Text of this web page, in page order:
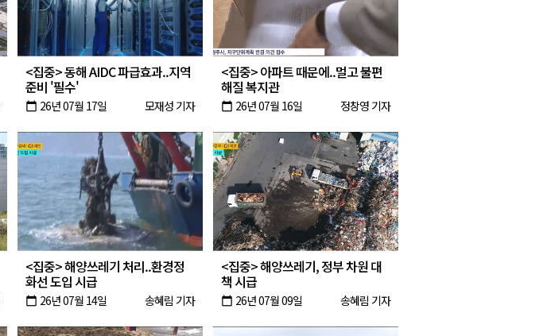
2026년 08월 08일(토)
2026년 08월 07일(금)
2026년 08월 07일(금)
<집중> 동해 AIDC 파급효과..지역
준비 '필수'
calendar_today 26년 07월 17일 모재성 기자
<집중> 아파트 때문에..멀고 불편
해질 복지관
calendar_today 26년 07월 16일 정창영 기자
<집중> 해양쓰레기 처리..환경정
화선 도입 시급
calendar_today 26년 07월 14일 송혜림 기자
<집중> 해양쓰레기, 정부 차원 대
책 시급
calendar_today 26년 07월 09일 송혜림 기자